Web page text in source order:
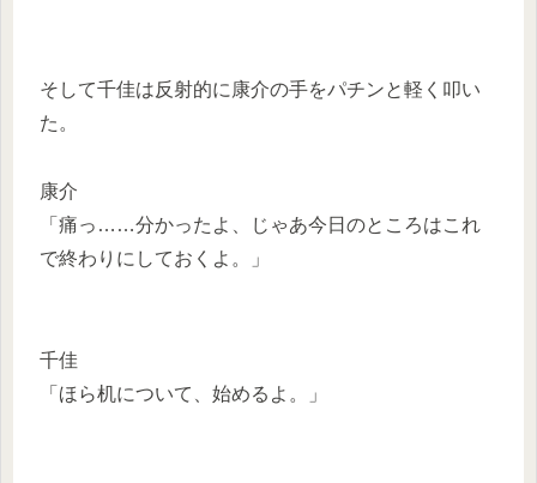
そして千佳は反射的に康介の手をパチンと軽く叩い
た。
康介
「痛っ……分かったよ、じゃあ今日のところはこれ
で終わりにしておくよ。」
千佳
「ほら机について、始めるよ。」